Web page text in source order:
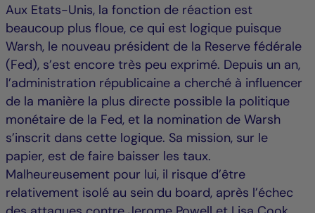
Aux Etats-Unis, la fonction de réaction est
beaucoup plus floue, ce qui est logique puisque
Warsh, le nouveau président de la Reserve fédérale
(Fed), s’est encore très peu exprimé. Depuis un an,
l’administration républicaine a cherché à influencer
de la manière la plus directe possible la politique
monétaire de la Fed, et la nomination de Warsh
s’inscrit dans cette logique. Sa mission, sur le
papier, est de faire baisser les taux.
Malheureusement pour lui, il risque d’être
relativement isolé au sein du board, après l’échec